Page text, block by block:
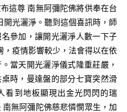
這尊 南無阿彌陀佛將供奉在台
開光灑淨。聽到這個喜訊時，師
參加，讓開光灑淨人數一下子
，疫情影響較少，法會得以在依
當天開光灑淨儀式隆重莊嚴，
桌時，曼達盤的部分七寶突然滑
看到地板顯現出金光閃閃的瑞
無阿彌陀佛慈悲憐憫眾生，加